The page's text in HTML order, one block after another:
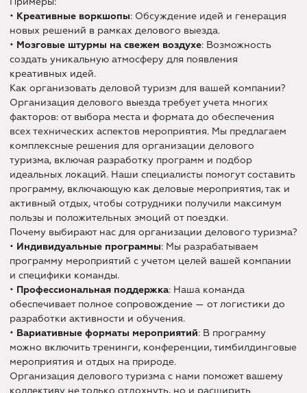
• Креативные воркшопы: Обсуждение идей и генерация
новых решений в рамках делового выезда.
• Мозговые штурмы на свежем воздухе: Возможность
создать уникальную атмосферу для появления
креативных идей.
Как организовать деловой туризм для вашей компании?
Организация делового выезда требует учета многих
факторов: от выбора места и формата до обеспечения
всех технических аспектов мероприятия. Мы предлагаем
комплексные решения для организации делового
туризма, включая разработку программ и подбор
идеальных локаций. Наши специалисты помогут составить
программу, включающую как деловые мероприятия, так и
активный отдых, чтобы сотрудники получили максимум
пользы и положительных эмоций от поездки.
Почему выбирают нас для организации делового туризма?
• Индивидуальные программы: Мы разрабатываем
программу мероприятий с учетом целей вашей компании
и специфики команды.
• Профессиональная поддержка: Наша команда
обеспечивает полное сопровождение — от логистики до
разработки активности и обучения.
• Вариативные форматы мероприятий: В программу
можно включить тренинги, конференции, тимбилдинговые
мероприятия и отдых на природе.
Организация делового туризма с нами поможет вашему
коллективу не только отдохнуть, но и расширить